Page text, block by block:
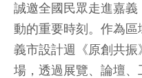
誠邀全國民眾走進嘉
動的重要時刻。作為
義市設計週《原創共
場，透過展覽、論壇